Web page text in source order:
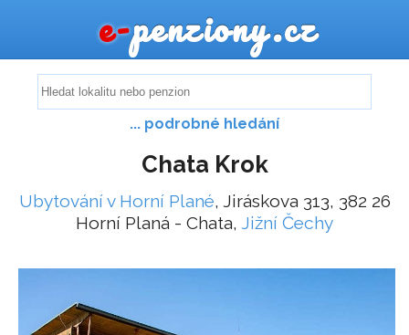
e-penziony.cz
... podrobné hledání
Chata Krok
Ubytování v Horní Plané, Jiráskova 313, 382 26
Horní Planá - Chata, Jižní Čechy